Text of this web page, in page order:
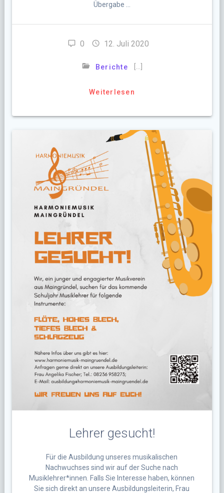
Übergabe …
0 12. Juli 2020
Berichte
Weiterlesen
Lehrer gesucht!
Für die Ausbildung unseres musikalischen
Nachwuchses sind wir auf der Suche nach
Musiklehrer*innen. Falls Sie Interesse haben, können
Sie sich direkt an unsere Ausbildungsleiterin, Frau